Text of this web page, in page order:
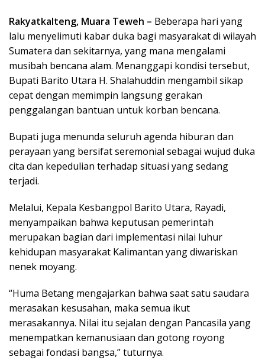
Rakyatkalteng, Muara Teweh – Beberapa hari yang
lalu menyelimuti kabar duka bagi masyarakat di wilayah
Sumatera dan sekitarnya, yang mana mengalami
musibah bencana alam. Menanggapi kondisi tersebut,
Bupati Barito Utara H. Shalahuddin mengambil sikap
cepat dengan memimpin langsung gerakan
penggalangan bantuan untuk korban bencana.
Bupati juga menunda seluruh agenda hiburan dan
perayaan yang bersifat seremonial sebagai wujud duka
cita dan kepedulian terhadap situasi yang sedang
terjadi.
Melalui, Kepala Kesbangpol Barito Utara, Rayadi,
menyampaikan bahwa keputusan pemerintah
merupakan bagian dari implementasi nilai luhur
kehidupan masyarakat Kalimantan yang diwariskan
nenek moyang.
“Huma Betang mengajarkan bahwa saat satu saudara
merasakan kesusahan, maka semua ikut
merasakannya. Nilai itu sejalan dengan Pancasila yang
menempatkan kemanusiaan dan gotong royong
sebagai fondasi bangsa,” tuturnya.